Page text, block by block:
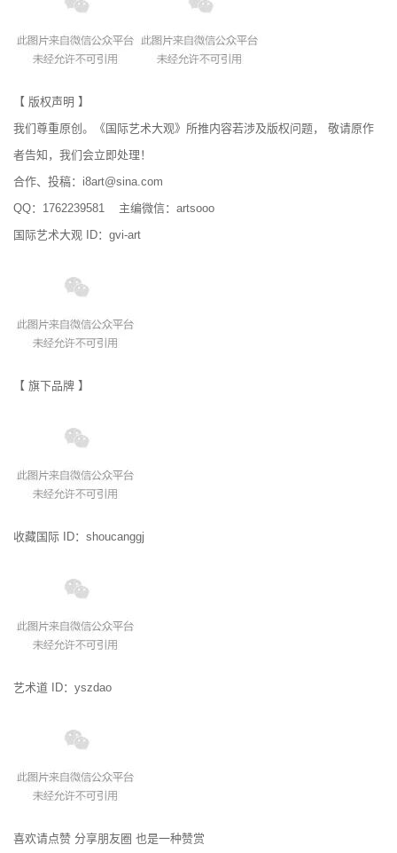
【 版权声明 】
我们尊重原创。《国际艺术大观》所推内容若涉及版权问题， 敬请原作
者告知，我们会立即处理！
合作、投稿：i8art@sina.com
QQ：1762239581 主编微信：artsooo
国际艺术大观 ID：gvi-art
【 旗下品牌 】
收藏国际 ID：shoucanggj
艺术道 ID：yszdao
喜欢请点赞 分享朋友圈 也是一种赞赏